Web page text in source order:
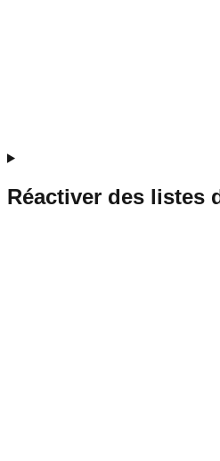
Réactiver des listes